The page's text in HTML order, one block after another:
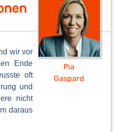
Pia
Gaspard
wir vor
Ende
oft
und
nicht
daraus